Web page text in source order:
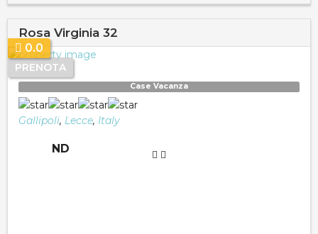
Rosa Virginia 32
PRENOTA
0.0
Case Vacanza
Gallipoli, Lecce, Italy
ND